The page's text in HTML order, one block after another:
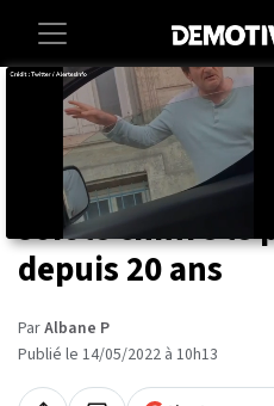
Accueil Societe Animaux
Le
éclosions de
soit le chiffre le
depuis 20 ans
ParAlbane P
Publié le 14/05/2022 à 10h13